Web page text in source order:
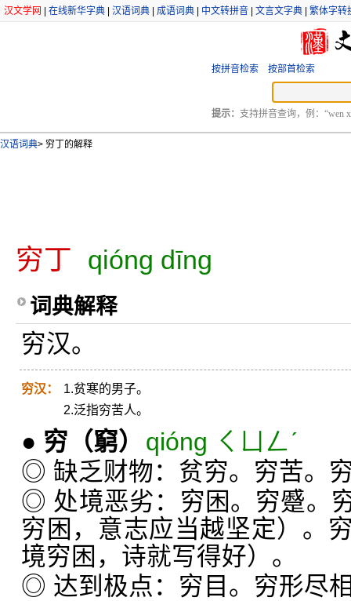
汉文学网 在线新华字典 汉语词典 成语词典 中文转拼音 文言文字典 繁体字转
按拼音检索 按部首检索
提示： 支持拼音查询，例：“wen
汉语词典> 穷丁的解释
穷丁 qióng dīng
词典解释
穷汉。
穷汉：
1.贫寒的男子。
2.泛指穷苦人。
● 穷 （窮）
qióng ㄑㄩㄥˊ
◎ 缺乏财物：贫穷。穷苦。
◎ 处境恶劣：穷困。穷蹙。
穷困，意志应当越坚定）。
境穷困，诗就写得好）。
◎ 达到极点：穷目。穷形尽